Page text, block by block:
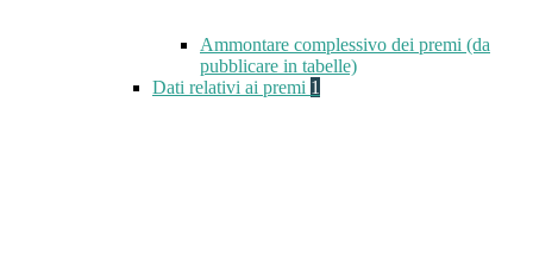
Ammontare complessivo dei premi (da
pubblicare in tabelle)
Dati relativi ai premi 1